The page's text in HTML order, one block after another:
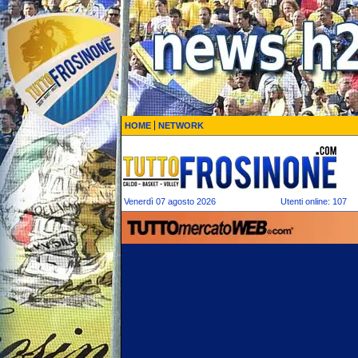
HOME NETWORK
Venerdì 07 agosto 2026 Utenti online: 107